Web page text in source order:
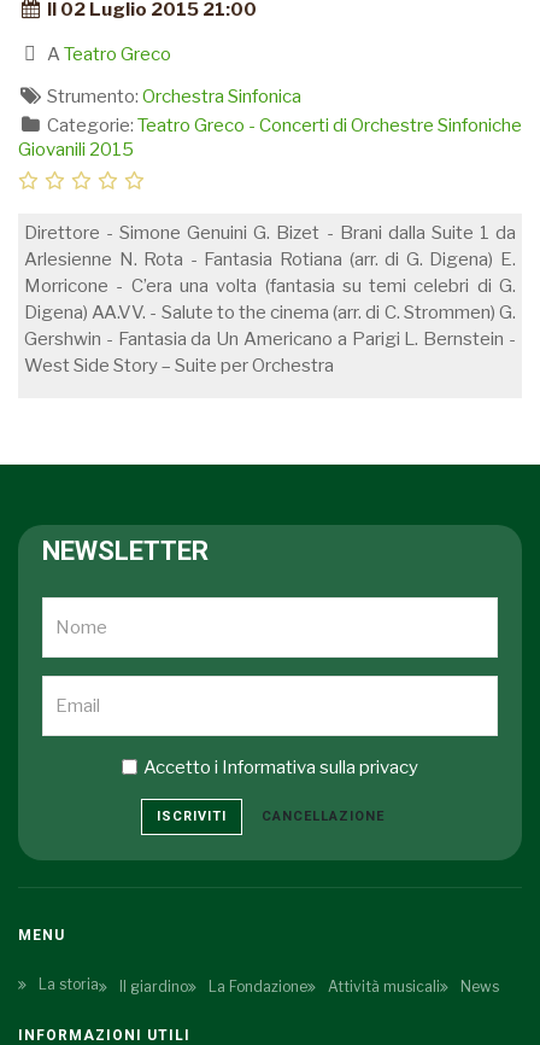
Il 02 Luglio 2015 21:00
A Teatro Greco
Strumento: Orchestra Sinfonica
Categorie: Teatro Greco - Concerti di Orchestre Sinfoniche
Giovanili 2015
Direttore - Simone Genuini G. Bizet - Brani dalla Suite 1 da
Arlesienne N. Rota - Fantasia Rotiana (arr. di G. Digena) E.
Morricone - C’era una volta (fantasia su temi celebri di G.
Digena) AA.VV. - Salute to the cinema (arr. di C. Strommen) G.
Gershwin - Fantasia da Un Americano a Parigi L. Bernstein -
West Side Story – Suite per Orchestra
NEWSLETTER
Accetto i Informativa sulla privacy
ISCRIVITI CANCELLAZIONE
MENU
La storia Il giardino La Fondazione Attività musicali News
INFORMAZIONI UTILI